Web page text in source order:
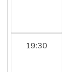
19:30